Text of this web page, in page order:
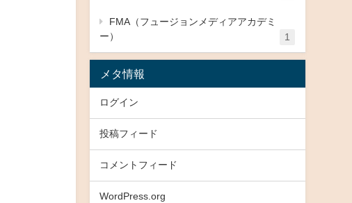
FMA（フュージョンメディアアカデミ
ー）
1
メタ情報
ログイン
投稿フィード
コメントフィード
WordPress.org